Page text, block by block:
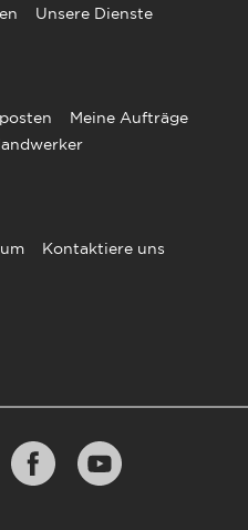
Unsere Dienste
Meine Aufträge
Kontaktiere uns